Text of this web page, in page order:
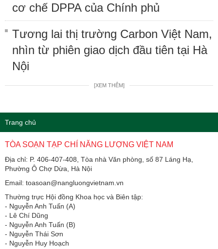
cơ chế DPPA của Chính phủ
Tương lai thị trường Carbon Việt Nam,
nhìn từ phiên giao dịch đầu tiên tại Hà
Nội
[XEM THÊM]
Trang chủ
TÒA SOẠN TẠP CHÍ NĂNG LƯỢNG VIỆT NAM
Địa chỉ: P. 406-407-408, Tòa nhà Văn phòng, số 87 Láng Hạ,
Phường Ô Chợ Dừa, Hà Nội
Email: toasoan@nangluongvietnam.vn
Thường trực Hội đồng Khoa học và Biên tập:
​​​​​​- Nguyễn Anh Tuấn (A)
- Lê Chí Dũng
- Nguyễn Anh Tuấn (B)
- Nguyễn Thái Sơn
- Nguyễn Huy Hoạch